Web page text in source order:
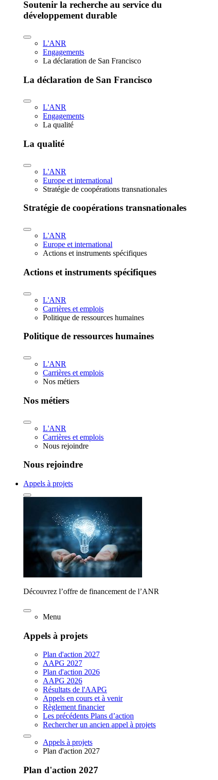
Soutenir la recherche au service du
développement durable
L'ANR
Engagements
La déclaration de San Francisco
La déclaration de San Francisco
L'ANR
Engagements
La qualité
La qualité
L'ANR
Europe et international
Stratégie de coopérations transnationales
Stratégie de coopérations transnationales
L'ANR
Europe et international
Actions et instruments spécifiques
Actions et instruments spécifiques
L'ANR
Carrières et emplois
Politique de ressources humaines
Politique de ressources humaines
L'ANR
Carrières et emplois
Nos métiers
Nos métiers
L'ANR
Carrières et emplois
Nous rejoindre
Nous rejoindre
Appels à projets
Découvrez l’offre de financement de l’ANR
Menu
Appels à projets
Plan d'action 2027
AAPG 2027
Plan d'action 2026
AAPG 2026
Résultats de l'AAPG
Appels en cours et à venir
Règlement financier
Les précédents Plans d’action
Rechercher un ancien appel à projets
Appels à projets
Plan d'action 2027
Plan d'action 2027